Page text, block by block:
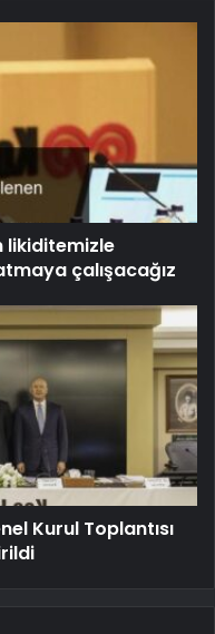
likiditemizle
çalışacağız
Kurul Toplantısı